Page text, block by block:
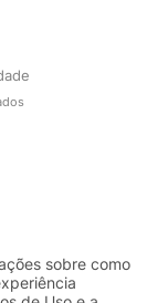
sobre como